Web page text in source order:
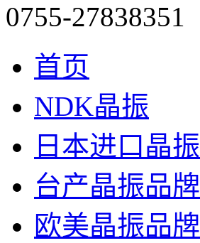
0755-27838351
首页
NDK晶振
日本进口晶振
台产晶振品牌
欧美晶振品牌